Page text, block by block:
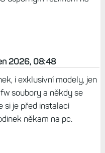
2026, 08:48
i exklusivní modely, jen
soubory a někdy se
si je před instalací
někam na pc.